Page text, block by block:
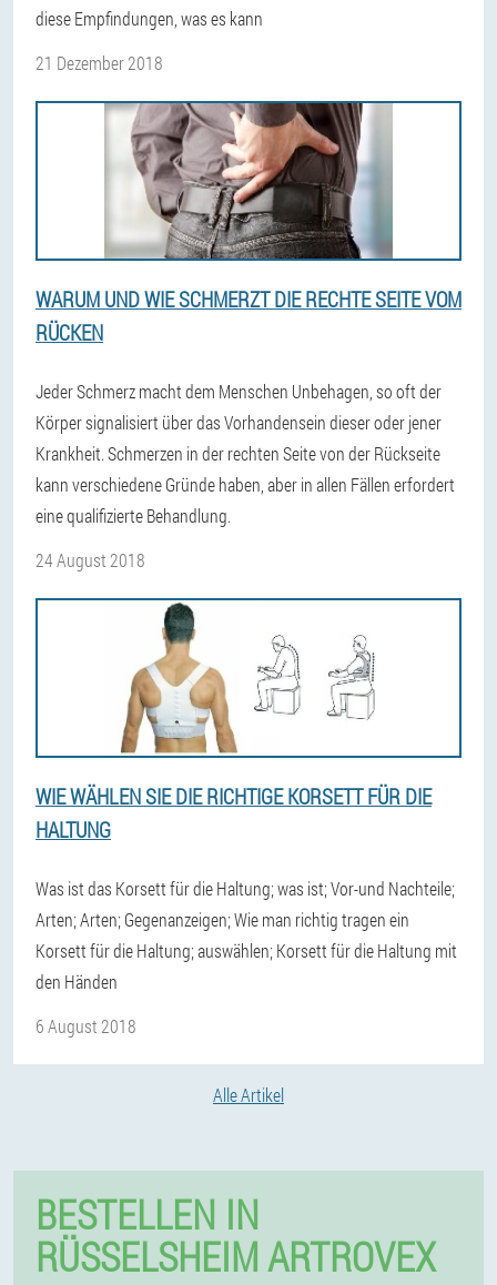
diese Empfindungen, was es kann
21 Dezember 2018
WARUM UND WIE SCHMERZT DIE RECHTE SEITE VOM
RÜCKEN
Jeder Schmerz macht dem Menschen Unbehagen, so oft der
Körper signalisiert über das Vorhandensein dieser oder jener
Krankheit. Schmerzen in der rechten Seite von der Rückseite
kann verschiedene Gründe haben, aber in allen Fällen erfordert
eine qualifizierte Behandlung.
24 August 2018
WIE WÄHLEN SIE DIE RICHTIGE KORSETT FÜR DIE
HALTUNG
Was ist das Korsett für die Haltung; was ist; Vor-und Nachteile;
Arten; Arten; Gegenanzeigen; Wie man richtig tragen ein
Korsett für die Haltung; auswählen; Korsett für die Haltung mit
den Händen
6 August 2018
Alle Artikel
BESTELLEN IN
RÜSSELSHEIM ARTROVEX